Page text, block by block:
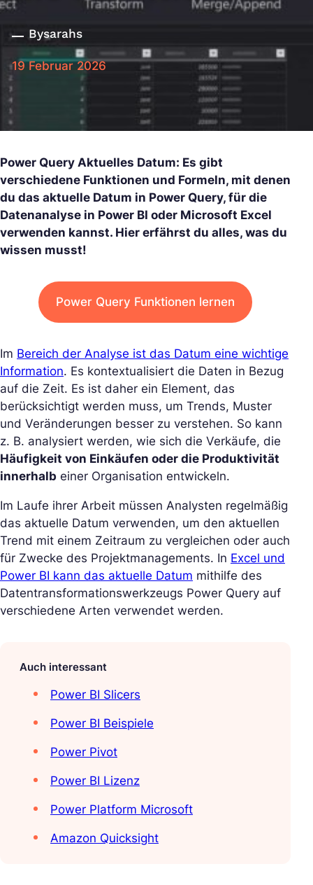
Bysarahs
19 Februar 2026
Power Query Aktuelles Datum: Es gibt
verschiedene Funktionen und Formeln, mit denen
du das aktuelle Datum in Power Query, für die
Datenanalyse in Power BI oder Microsoft Excel
verwenden kannst. Hier erfährst du alles, was du
wissen musst!
Power Query Funktionen lernen
Im Bereich der Analyse ist das Datum eine wichtige
Information. Es kontextualisiert die Daten in Bezug
auf die Zeit. Es ist daher ein Element, das
berücksichtigt werden muss, um Trends, Muster
und Veränderungen besser zu verstehen. So kann
z. B. analysiert werden, wie sich die Verkäufe, die
Häufigkeit von Einkäufen oder die Produktivität
innerhalb einer Organisation entwickeln.
Im Laufe ihrer Arbeit müssen Analysten regelmäßig
das aktuelle Datum verwenden, um den aktuellen
Trend mit einem Zeitraum zu vergleichen oder auch
für Zwecke des Projektmanagements. In Excel und
Power BI kann das aktuelle Datum mithilfe des
Datentransformationswerkzeugs Power Query auf
verschiedene Arten verwendet werden.
Auch interessant
Power BI Slicers
Power BI Beispiele
Power Pivot
Power BI Lizenz
Power Platform Microsoft
Amazon Quicksight